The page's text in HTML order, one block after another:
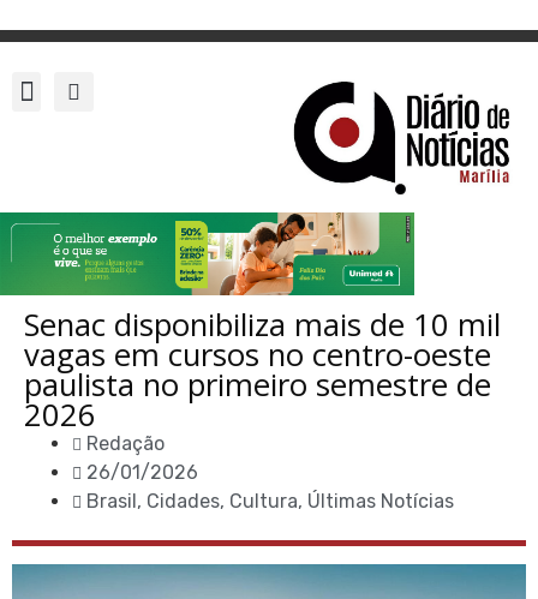
Senac disponibiliza mais de 10 mil
vagas em cursos no centro-oeste
paulista no primeiro semestre de
2026
Redação
26/01/2026
Brasil, Cidades, Cultura, Últimas Notícias